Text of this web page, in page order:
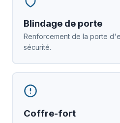
Blindage de porte
Renforcement de la porte
sécurité.
Coffre-fort